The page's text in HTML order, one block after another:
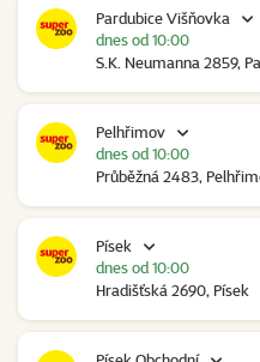
Pardubice Višňovka
S.K. Neumanna 2859,
dnes od 10:00
Pelhřimov
Průběžná 2483,
dnes od 10:00
Písek
Hradišťská 2690, Písek
dnes od 10:00